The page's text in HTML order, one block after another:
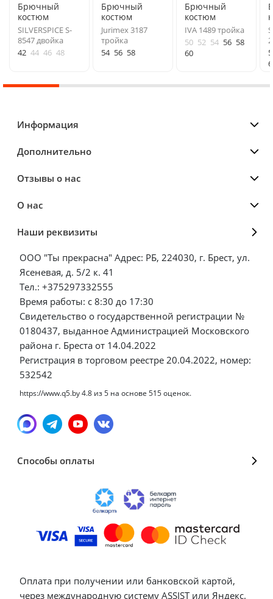
Брючный
костюм
SILVERSPICE S-
8547 двойка
42 44 46 48
Брючный
костюм
Jurimex 3187
тройка
54 56 58
Брючный
костюм
IVA 1489 тройка
50 52 54 56 58
60
Информация
Дополнительно
Отзывы о нас
О нас
Наши реквизиты
ООО "Ты прекрасна" Адрес: РБ, 224030, г. Брест, ул.
Ясеневая, д. 5/2 к. 41
Тел.: +375297332555
Время работы: с 8:30 до 17:30
Свидетельство о государственной регистрации №
0180437, выданное Администрацией Московского
района г. Бреста от 14.04.2022
Регистрация в торговом реестре 20.04.2022, номер:
532542
https://www.q5.by4.8 из5 на основе 515оценок.
Способы оплаты
Оплата при получении или банковской картой,
через международную систему ASSIST или Яндекс.